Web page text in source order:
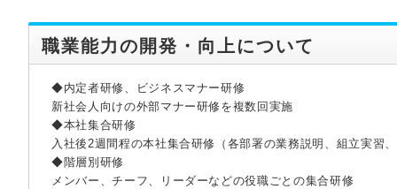
職業能力の開発・向上について
◆内定者研修、ビジネスマナー研修
新社会人向けの外部マナー研修を複数回実施
◆本社集合研修
入社後2週間程の本社集合研修（各部署の業務説明、組立実習
◆階層別研修
メンバー、チーフ、リーダーなどの役職ごとの集合研修